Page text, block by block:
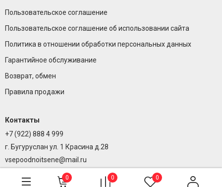
Пользовательское соглашение
Пользовательское соглашение об использовании сайта
Политика в отношении обработки персональных данных
Гарантийное обслуживание
Возврат, обмен
Правила продажи
Контакты
+7 (922) 888 4 999
г. Бугуруслан ул. 1 Красина д.28
vsepoodnoitsene@mail.ru
0 0 0